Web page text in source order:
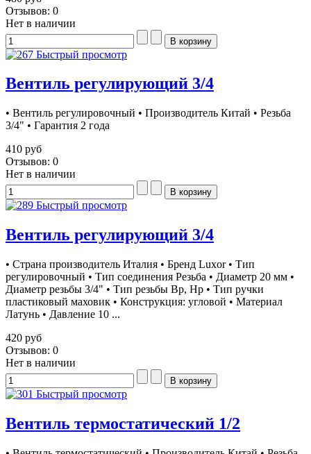
Отзывов: 0
Нет в наличии
Быстрый просмотр
Вентиль регулирующий 3/4
• Вентиль регулировочный • Производитель Китай • Резьба
3/4" • Гарантия 2 года
410 руб
Отзывов: 0
Нет в наличии
Быстрый просмотр
Вентиль регулирующий 3/4
• Страна производитель Италия • Бренд Luxor • Тип
регулировочный • Тип соединения Резьба • Диаметр 20 мм •
Диаметр резьбы 3/4" • Тип резьбы Вр, Нр • Тип ручки
пластиковый маховик • Конструкция: угловой • Материал
Латунь • Давление 10 ...
420 руб
Отзывов: 0
Нет в наличии
Быстрый просмотр
Вентиль термостатический 1/2